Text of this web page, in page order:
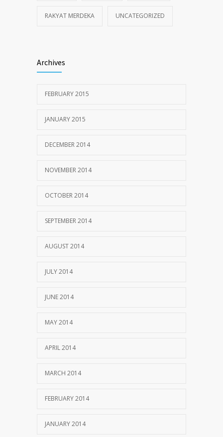
RAKYAT MERDEKA UNCATEGORIZED
Archives
FEBRUARY 2015
JANUARY 2015
DECEMBER 2014
NOVEMBER 2014
OCTOBER 2014
SEPTEMBER 2014
AUGUST 2014
JULY 2014
JUNE 2014
MAY 2014
APRIL 2014
MARCH 2014
FEBRUARY 2014
JANUARY 2014